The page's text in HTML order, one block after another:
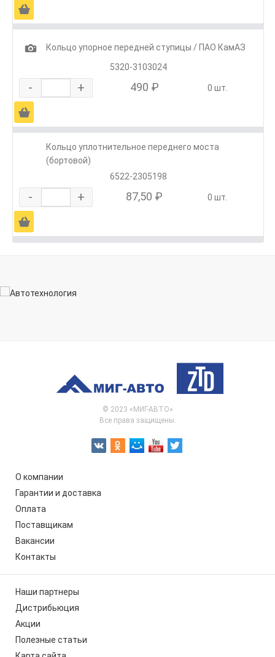
Ä
1
Кольцо упорное передней ступицы / ПАО КамАЗ
5320-3103024
- + 490 ₽ 0 шт.
Ä
Кольцо уплотнительное переднего моста
(бортовой)
6522-2305198
- + 87,50 ₽ 0 шт.
Ä
© 2023 «МИГ-АВТО»
Все права защищены.
О компании
Гарантии и доставка
Оплата
Поставщикам
Вакансии
Контакты
Наши партнеры
Дистрибьюция
Акции
Полезные статьи